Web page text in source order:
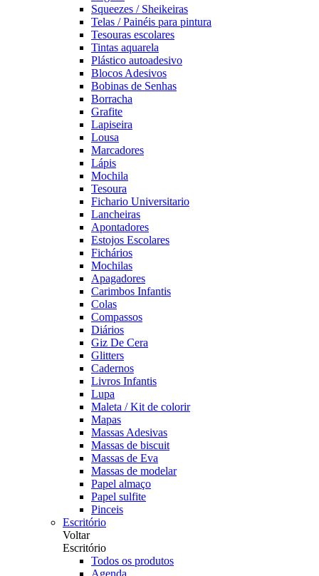
Squeezes / Sheikeiras
Telas / Painéis para pintura
Tesouras escolares
Tintas aquarela
Plástico autoadesivo
Blocos Adesivos
Bobinas de Senhas
Borracha
Grafite
Lapiseira
Lousa
Marcadores
Lápis
Mochila
Tesoura
Fichario Universitario
Lancheiras
Apontadores
Estojos Escolares
Fichários
Mochilas
Apagadores
Carimbos Infantis
Colas
Compassos
Diários
Giz De Cera
Glitters
Cadernos
Livros Infantis
Lupa
Maleta / Kit de colorir
Mapas
Massas Adesivas
Massas de biscuit
Massas de Eva
Massas de modelar
Papel almaço
Papel sulfite
Pinceis
Escritório
Voltar
Escritório
Todos os produtos
Agenda